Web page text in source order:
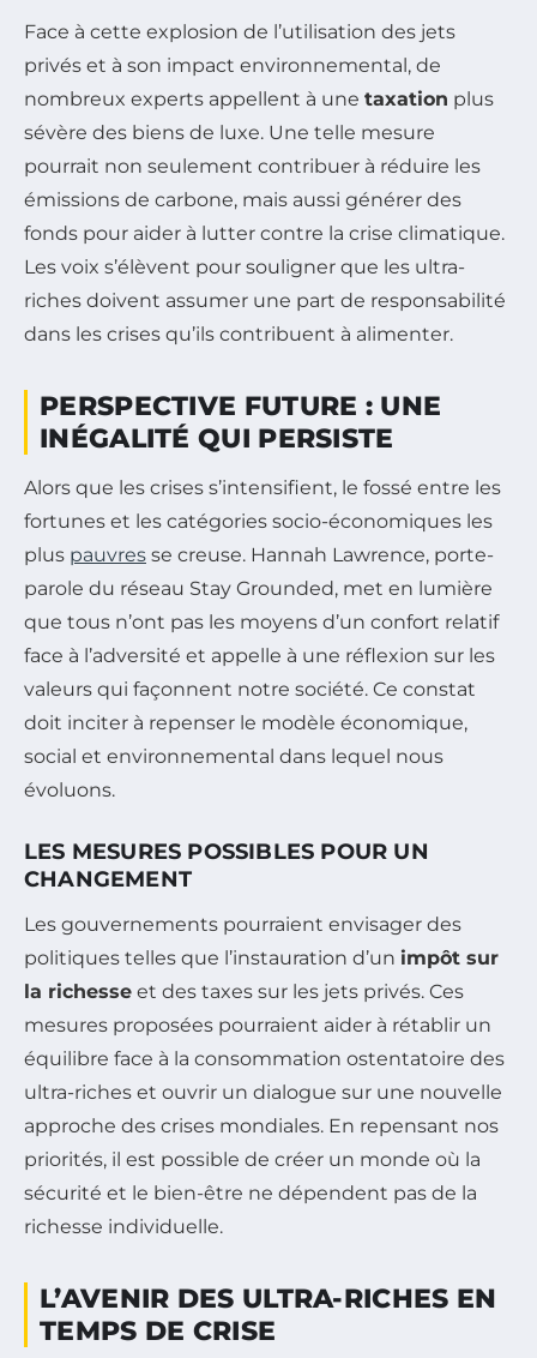
Face à cette explosion de l’utilisation des jets
privés et à son impact environnemental, de
nombreux experts appellent à une taxation plus
sévère des biens de luxe. Une telle mesure
pourrait non seulement contribuer à réduire les
émissions de carbone, mais aussi générer des
fonds pour aider à lutter contre la crise climatique.
Les voix s’élèvent pour souligner que les ultra-
riches doivent assumer une part de responsabilité
dans les crises qu’ils contribuent à alimenter.
PERSPECTIVE FUTURE : UNE
INÉGALITÉ QUI PERSISTE
Alors que les crises s’intensifient, le fossé entre les
fortunes et les catégories socio-économiques les
plus pauvres se creuse. Hannah Lawrence, porte-
parole du réseau Stay Grounded, met en lumière
que tous n’ont pas les moyens d’un confort relatif
face à l’adversité et appelle à une réflexion sur les
valeurs qui façonnent notre société. Ce constat
doit inciter à repenser le modèle économique,
social et environnemental dans lequel nous
évoluons.
LES MESURES POSSIBLES POUR UN
CHANGEMENT
Les gouvernements pourraient envisager des
politiques telles que l’instauration d’un impôt sur
la richesse et des taxes sur les jets privés. Ces
mesures proposées pourraient aider à rétablir un
équilibre face à la consommation ostentatoire des
ultra-riches et ouvrir un dialogue sur une nouvelle
approche des crises mondiales. En repensant nos
priorités, il est possible de créer un monde où la
sécurité et le bien-être ne dépendent pas de la
richesse individuelle.
L’AVENIR DES ULTRA-RICHES EN
TEMPS DE CRISE